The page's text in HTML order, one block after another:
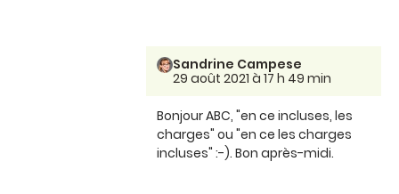
Sandrine Campese
29 août 2021 à 17 h 49 min
Bonjour ABC, "en ce incluses, les
charges" ou "en ce les charges
incluses" :-). Bon après-midi.